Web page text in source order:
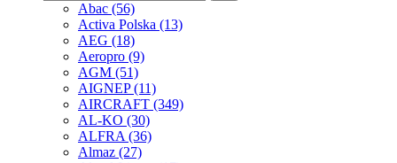
Abac (56)
Activa Polska (13)
AEG (18)
Aeropro (9)
AGM (51)
AIGNEP(11)
AIRCRAFT (349)
AL-KO (30)
ALFRA (36)
Almaz (27)